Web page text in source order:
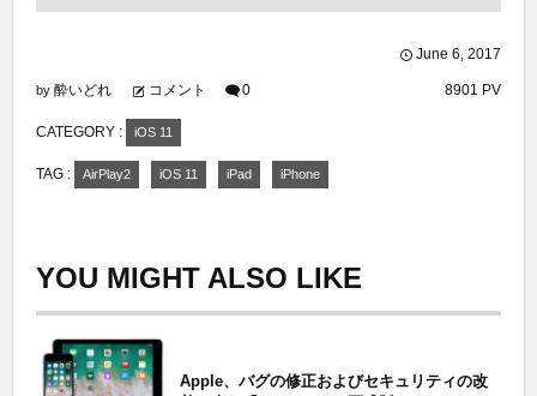
June 6, 2017
by 酔いどれ コメント 0 8901 PV
CATEGORY : iOS 11
TAG : AirPlay2 iOS 11 iPad iPhone
YOU MIGHT ALSO LIKE
Apple、バグの修正およびセキュリティの改